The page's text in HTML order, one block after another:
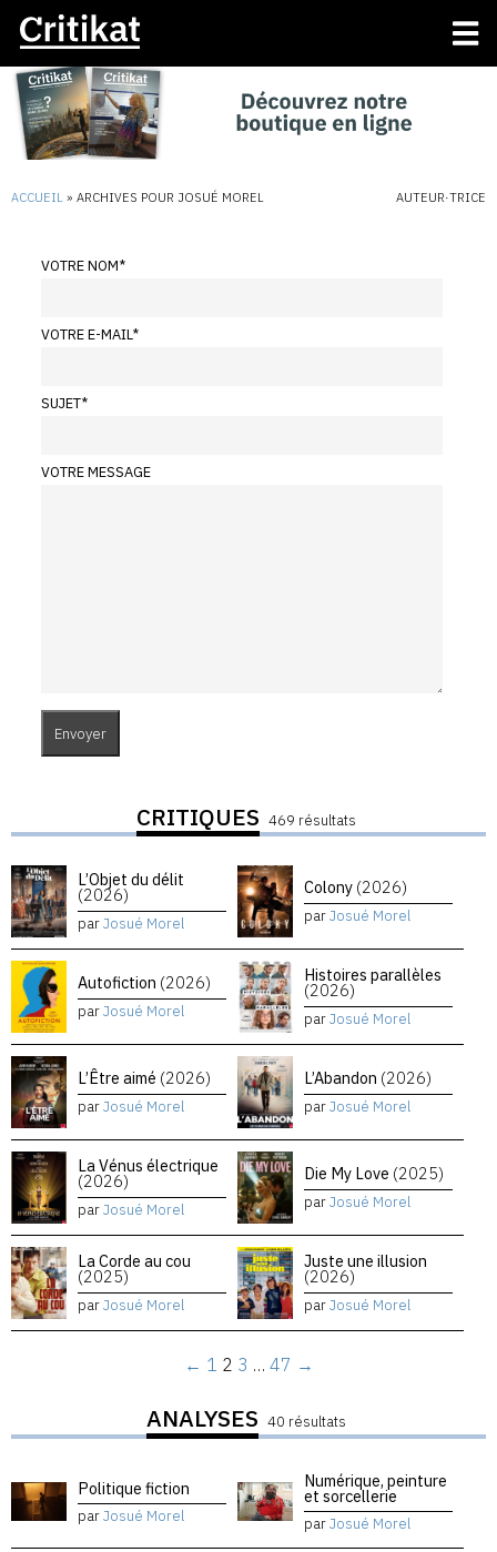
ACCUEIL » ARCHIVES POUR JOSUÉ MOREL AUTEUR·TRICE
VOTRE NOM*
VOTRE E-MAIL*
SUJET*
VOTRE MESSAGE
CRITIQUES 469 résultats
L’Objet du délit
(2026)
parJosué Morel
Colony (2026)
parJosué Morel
Autofiction (2026)
parJosué Morel
Histoires parallèles
(2026)
parJosué Morel
L’Être aimé (2026)
parJosué Morel
L’Abandon (2026)
parJosué Morel
La Vénus électrique
(2026)
parJosué Morel
Die My Love (2025)
parJosué Morel
La Corde au cou
(2025)
parJosué Morel
Juste une illusion
(2026)
parJosué Morel
← 1 2 3 … 47 →
ANALYSES 40 résultats
Politique fiction
parJosué Morel
Numérique, peinture
et sorcellerie
parJosué Morel